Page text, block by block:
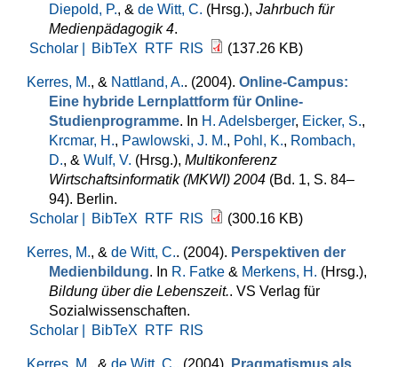
Diepold, P., & de Witt, C. (Hrsg.), Jahrbuch für
Medienpädagogik 4.
Scholar |
BibTeX RTF RIS (137.26 KB)
Kerres, M., & Nattland, A.. (2004). Online-Campus:
Eine hybride Lernplattform für Online-
Studienprogramme. In H. Adelsberger, Eicker, S.,
Krcmar, H., Pawlowski, J. M., Pohl, K., Rombach,
D., & Wulf, V. (Hrsg.), Multikonferenz
Wirtschaftsinformatik (MKWI) 2004 (Bd. 1, S. 84–
94). Berlin.
Scholar |
BibTeX RTF RIS (300.16 KB)
Kerres, M., & de Witt, C.. (2004). Perspektiven der
Medienbildung. In R. Fatke & Merkens, H. (Hrsg.),
Bildung über die Lebenszeit.. VS Verlag für
Sozialwissenschaften.
Scholar |
BibTeX RTF RIS
Kerres, M., & de Witt, C.. (2004). Pragmatismus als